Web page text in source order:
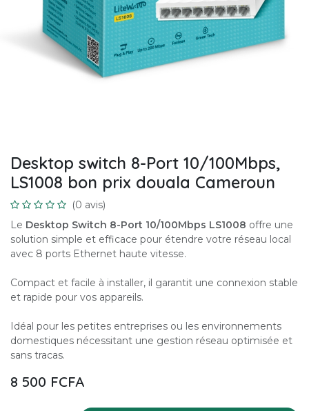
Desktop switch 8-Port 10/100Mbps,
LS1008 bon prix douala Cameroun
(0 avis)
Le Desktop Switch 8-Port 10/100Mbps LS1008 offre une
solution simple et efficace pour étendre votre réseau local
avec 8 ports Ethernet haute vitesse.
Compact et facile à installer, il garantit une connexion stable
et rapide pour vos appareils.
Idéal pour les petites entreprises ou les environnements
domestiques nécessitant une gestion réseau optimisée et
sans tracas.
8 500 FCFA